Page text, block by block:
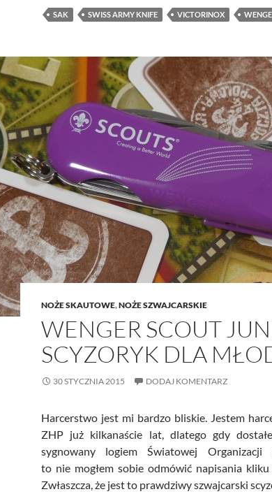
SAK SWISS ARMY KNIFE VICTORINOX
NOŻE SKAUTOWE,NOŻE SZWAJCARSKIE
WENGER SCOUT
SCYZORYK DLA
30 STYCZNIA 2015 DODAJ KOMENTARZ
Harcerstwo jest mi bardzo bliskie. Jestem
ZHP już kilkanaście lat, dlatego gdy
sygnowany logiem Światowej Organizacji
to nie mogłem sobie odmówić napisania
Zwłaszcza, że jest to prawdziwy szwajcarski